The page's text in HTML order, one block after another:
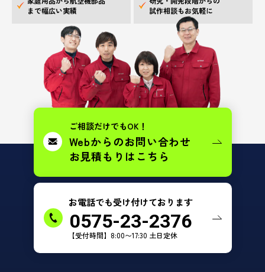
まで幅広い実績
試作相談もお気軽に
ご相談だけでもOK！
Webからのお問い合わせ
お見積もりはこちら
お電話でも受け付けております
0575-23-2376
【受付時間】8:00〜17:30 土日定休